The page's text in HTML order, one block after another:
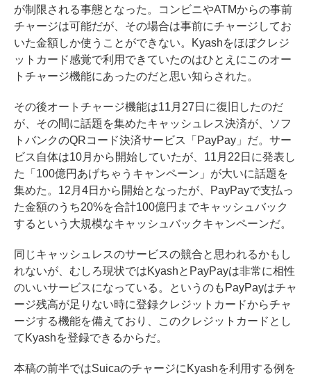
が制限される事態となった。コンビニやATMからの事前
チャージは可能だが、その場合は事前にチャージしてお
いた金額しか使うことができない。Kyashをほぼクレジ
ットカード感覚で利用できていたのはひとえにこのオー
トチャージ機能にあったのだと思い知らされた。
その後オートチャージ機能は11月27日に復旧したのだ
が、その間に話題を集めたキャッシュレス決済が、ソフ
トバンクのQRコード決済サービス「PayPay」だ。サー
ビス自体は10月から開始していたが、11月22日に発表し
た「100億円あげちゃうキャンペーン」が大いに話題を
集めた。12月4日から開始となったが、PayPayで支払っ
た金額のうち20%を合計100億円までキャッシュバック
するという大規模なキャッシュバックキャンペーンだ。
同じキャッシュレスのサービスの競合と思われるかもし
れないが、むしろ現状ではKyashとPayPayは非常に相性
のいいサービスになっている。というのもPayPayはチャ
ージ残高が足りない時に登録クレジットカードからチャ
ージする機能を備えており、このクレジットカードとし
てKyashを登録できるからだ。
本稿の前半ではSuicaのチャージにKyashを利用する例を